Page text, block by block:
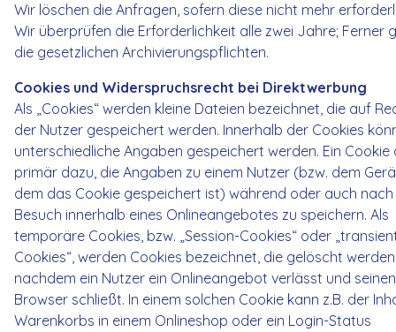
Wir löschen die Anfragen, sofern diese nicht mehr
Wir überprüfen die Erforderlichkeit alle zwei Jahre; Ferner
die gesetzlichen Archivierungspflichten.
Cookies und Widerspruchsrecht bei Direktwerbung
Als „Cookies“ werden kleine Dateien bezeichnet, die auf
der Nutzer gespeichert werden. Innerhalb der Cookies
unterschiedliche Angaben gespeichert werden. Ein Cookie
primär dazu, die Angaben zu einem Nutzer (bzw. dem
dem das Cookie gespeichert ist) während oder auch nach
Besuch innerhalb eines Onlineangebotes zu speichern. Als
temporäre Cookies, bzw. „Session-Cookies“ oder
Cookies“, werden Cookies bezeichnet, die gelöscht
nachdem ein Nutzer ein Onlineangebot verlässt und seinen
Browser schließt. In einem solchen Cookie kann z.B. der
Warenkorbs in einem Onlineshop oder ein Login-Status